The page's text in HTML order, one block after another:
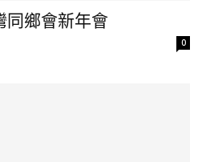
同鄉會新年會
0